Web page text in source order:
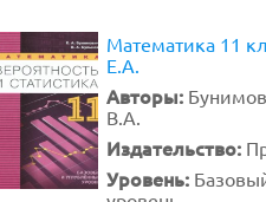
Математика 11
Е.А.
Авторы:
В.А.
Издательство:
Уровень: